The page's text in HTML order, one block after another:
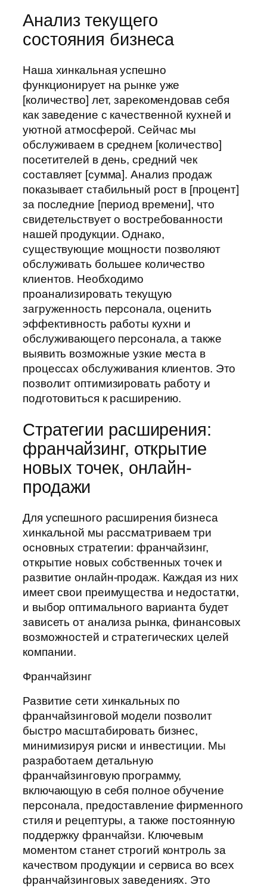
Анализ текущего
состояния бизнеса
Наша хинкальная успешно
функционирует на рынке уже
[количество] лет, зарекомендовав себя
как заведение с качественной кухней и
уютной атмосферой. Сейчас мы
обслуживаем в среднем [количество]
посетителей в день, средний чек
составляет [сумма]. Анализ продаж
показывает стабильный рост в [процент]
за последние [период времени], что
свидетельствует о востребованности
нашей продукции. Однако,
существующие мощности позволяют
обслуживать большее количество
клиентов. Необходимо
проанализировать текущую
загруженность персонала, оценить
эффективность работы кухни и
обслуживающего персонала, а также
выявить возможные узкие места в
процессах обслуживания клиентов. Это
позволит оптимизировать работу и
подготовиться к расширению.
Стратегии расширения:
франчайзинг, открытие
новых точек, онлайн-
продажи
Для успешного расширения бизнеса
хинкальной мы рассматриваем три
основных стратегии: франчайзинг,
открытие новых собственных точек и
развитие онлайн-продаж. Каждая из них
имеет свои преимущества и недостатки,
и выбор оптимального варианта будет
зависеть от анализа рынка, финансовых
возможностей и стратегических целей
компании.
Франчайзинг
Развитие сети хинкальных по
франчайзинговой модели позволит
быстро масштабировать бизнес,
минимизируя риски и инвестиции. Мы
разработаем детальную
франчайзинговую программу,
включающую в себя полное обучение
персонала, предоставление фирменного
стиля и рецептуры, а также постоянную
поддержку франчайзи. Ключевым
моментом станет строгий контроль за
качеством продукции и сервиса во всех
франчайзинговых заведениях. Это